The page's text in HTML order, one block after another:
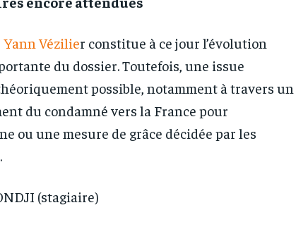
Yann Vézilier constitue à ce jour l’évolution
du dossier. Toutefois, une issue
possible, notamment à travers un
du condamné vers la France pour
ou une mesure de grâce décidée par les
(stagiaire)